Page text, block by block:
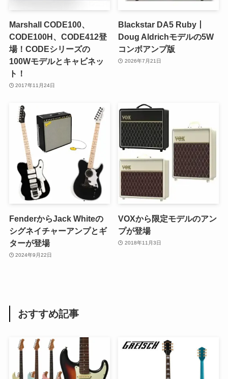
Marshall CODE100、
CODE100H、CODE412登
場！CODEシリーズの
100Wモデルとキャビネッ
ト！
2017年11月24日
Blackstar DA5 Ruby丨
Doug Aldrichモデルの5W
コンボアンプ版
2026年7月21日
FenderからJack Whiteの
シグネイチャーアンプとギ
ターが登場
2024年9月22日
VOXから限定モデルのアン
プが登場
2018年11月3日
おすすめ記事